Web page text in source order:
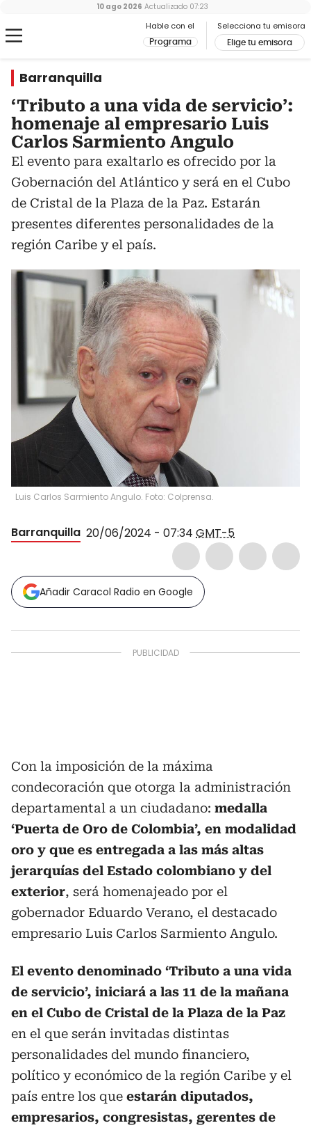
Hable con el
Programa
Selecciona tu emisora
Elige tu emisora
10 ago 2026 Actualizado 07:23
Barranquilla
‘Tributo a una vida de servicio’:
homenaje al empresario Luis
Carlos Sarmiento Angulo
El evento para exaltarlo es ofrecido por la
Gobernación del Atlántico y será en el Cubo
de Cristal de la Plaza de la Paz. Estarán
presentes diferentes personalidades de la
región Caribe y el país.
Luis Carlos Sarmiento Angulo. Foto: Colprensa.
Barranquilla 20/06/2024 - 07:34 GMT-5
Añadir Caracol Radio en Google
Con la imposición de la máxima
condecoración que otorga la administración
departamental a un ciudadano: medalla
‘Puerta de Oro de Colombia’, en modalidad
oro y que es entregada a las más altas
jerarquías del Estado colombiano y del
exterior, será homenajeado por el
gobernador Eduardo Verano, el destacado
empresario Luis Carlos Sarmiento Angulo.
El evento denominado ‘Tributo a una vida
de servicio’, iniciará a las 11 de la mañana
en el Cubo de Cristal de la Plaza de la Paz
en el que serán invitadas distintas
personalidades del mundo financiero,
político y económico de la región Caribe y el
país entre los que estarán diputados,
empresarios, congresistas, gerentes de